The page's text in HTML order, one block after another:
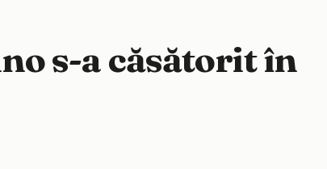
s-a căsătorit în